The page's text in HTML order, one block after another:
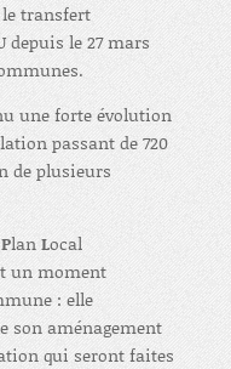
le transfert
depuis le 27 mars
une forte évolution
passant de 720
de plusieurs
PlanLocal
un moment
: elle
son aménagement
qui seront faites